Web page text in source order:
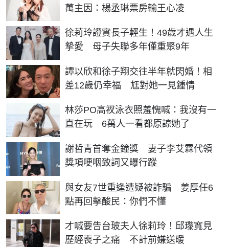
萬主因：楊丞琳票房輸王心凌
徐莉玲證實長子輕生！49歲才遇人生
摯愛 母子失聯多年僅重聚9年
譚以欣和徐子翔交往半年就閃婚！相
差12歲仍幸福 尪對她一見鍾情
林莎PO高衩泳衣照羞愧喊：我沒有一
直在玩 6萬人一看都原諒她了
謝哲青首奪金鐘獎 妻子李艾霖代領
獎項哽咽致詞又曝行蹤
與女友7世重逢遭疑被詐騙 姜厚任6
點再回擊酸民：你們不懂
才喊要告台玻夫人徐莉玲！邱瓈寬見
歷經喪子之痛 不計前嫌送暖